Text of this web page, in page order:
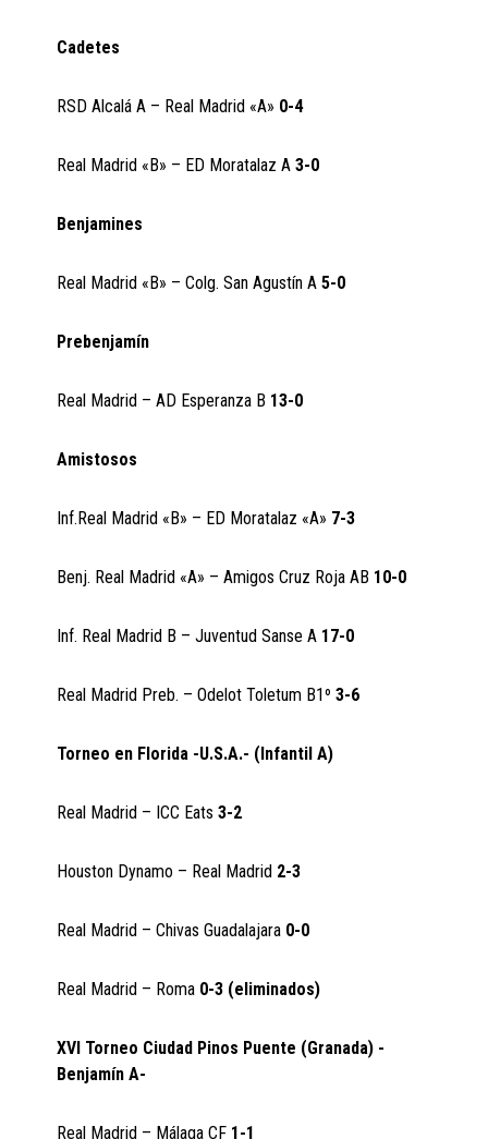
Cadetes
RSD Alcalá A – Real Madrid «A» 0-4
Real Madrid «B» – ED Moratalaz A3-0
Benjamines
Real Madrid «B» – Colg. San Agustín A5-0
Prebenjamín
Real Madrid – AD Esperanza B 13-0
Amistosos
Inf.Real Madrid «B» – ED Moratalaz «A» 7-3
Benj. Real Madrid «A» – Amigos Cruz Roja AB 10-0
Inf. Real Madrid B – Juventud Sanse A 17-0
Real Madrid Preb. – Odelot Toletum B1º3-6
Torneo en Florida -U.S.A.- (Infantil A)
Real Madrid – ICC Eats3-2
Houston Dynamo – Real Madrid 2-3
Real Madrid – Chivas Guadalajara 0-0
Real Madrid – Roma 0-3 (eliminados)
XVI Torneo Ciudad Pinos Puente (Granada) -
Benjamín A-
Real Madrid – Málaga CF 1-1